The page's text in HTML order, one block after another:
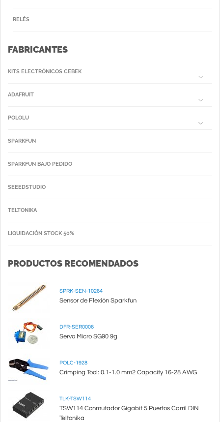
RELÉS
FABRICANTES
KITS ELECTRÓNICOS CEBEK
ADAFRUIT
POLOLU
SPARKFUN
SPARKFUN BAJO PEDIDO
SEEEDSTUDIO
TELTONIKA
LIQUIDACIÓN STOCK 50%
PRODUCTOS RECOMENDADOS
SPRK-SEN-10264
Sensor de Flexión Sparkfun
DFR-SER0006
Servo Micro SG90 9g
POLC-1928
Crimping Tool: 0.1-1.0 mm2 Capacity 16-28 AWG
TLK-TSW114
TSW114 Conmutador Gigabit 5 Puertos Carril DIN
Teltonika